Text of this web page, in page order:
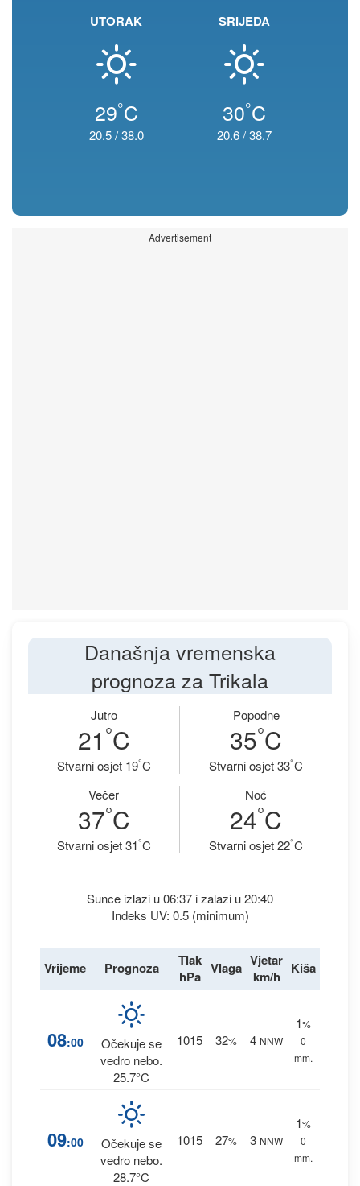
UTORAK
29°C
20.5/38.0
SRIJEDA
30°C
20.6/38.7
Advertisement
Današnja vremenska
prognoza za Trikala
Jutro
21 °C
Stvarni osjet 19°C
Popodne
35°C
Stvarni osjet 33°C
Večer
37°C
Stvarni osjet 31°C
Noć
24°C
Stvarni osjet 22°C
Sunce izlazi u 06:37 i zalazi u 20:40
Indeks UV: 0.5 (minimum)
Vrijeme Prognoza
Tlak
hPa Vlaga Vjetar
km/h
Kiša
08:00
Očekuje se
vedro nebo.
25.7°C
1015 32% 4 NNW
1%
0
mm.
09:00
Očekuje se
vedro nebo.
28.7°C
1015 27% 3 NNW
1%
0
mm.